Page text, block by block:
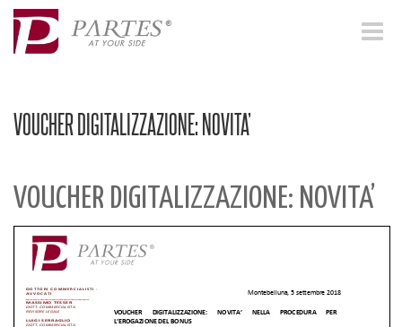
Toggle
VOUCHER DIGITALIZZAZIONE: NOVITA’
VOUCHER DIGITALIZZAZIONE: NOVITA’